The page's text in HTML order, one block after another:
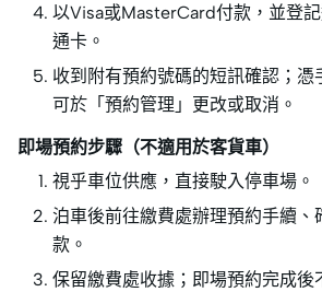
以Visa或MasterCard付款，並登
通卡。
收到附有預約號碼的短訊確認；憑
可於「預約管理」更改或取消。
即場預約步驟 （不適用於客貨車）
視乎車位供應，直接駛入停車場。
泊車後前往繳費處辦理預約手續、
款。
保留繳費處收據；即場預約完成後